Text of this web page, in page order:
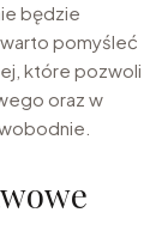
będzie
pomyśleć
które pozwoli
oraz w